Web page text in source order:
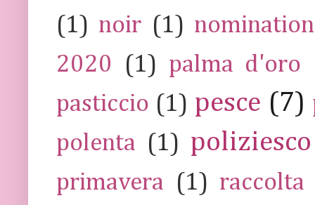
(1) noir (1)
2020
(1) palma d'oro
pasticcio (1) pesce (7)
polenta (1) poliziesco
primavera (1) raccolta